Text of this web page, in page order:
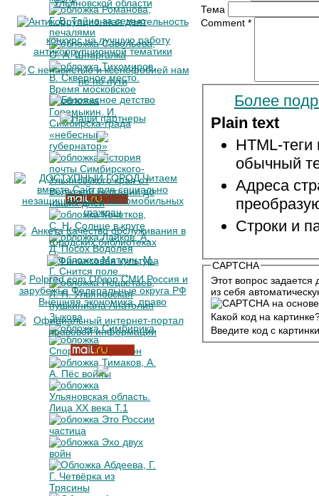
Тема
Comment *
Более
Plain text
HTML-
обычный
Адреса
Строки и
CAPTCHA
Этот вопрос
из себя
Какой код на
Введите код с картинки